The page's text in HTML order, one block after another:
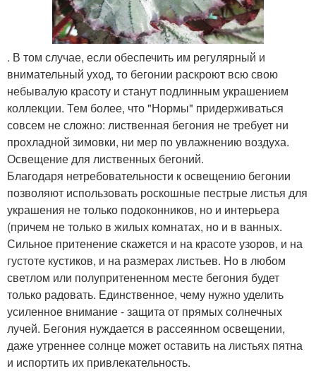
. В том случае, если обеспечить им регулярный и
внимательный уход, то бегонии раскроют всю свою
небывалую красоту и станут подлинным украшением
коллекции. Тем более, что "Нормы" придерживаться
совсем не сложно: лиственная бегония не требует ни
прохладной зимовки, ни мер по увлажнению воздуха.
Освещение для лиственных бегоний.
Благодаря нетребовательности к освещению бегонии
позволяют использовать роскошные пестрые листья для
украшения не только подоконников, но и интерьера
(причем не только в жилых комнатах, но и в ванных.
Сильное притенение скажется и на красоте узоров, и на
густоте кустиков, и на размерах листьев. Но в любом
светлом или полупритененном месте бегония будет
только радовать. Единственное, чему нужно уделить
усиленное внимание - защита от прямых солнечных
лучей. Бегония нуждается в рассеянном освещении,
даже утреннее солнце может оставить на листьях пятна
и испортить их привлекательность.